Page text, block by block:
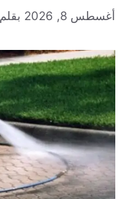
أغسطس 8, 2026 بقلم